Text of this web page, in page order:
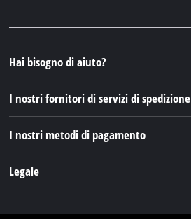
Instagram
TikTok
Pinterest
Hai bisogno di aiuto?
I nostri fornitori di servizi di spedizione
I nostri metodi di pagamento
Legale